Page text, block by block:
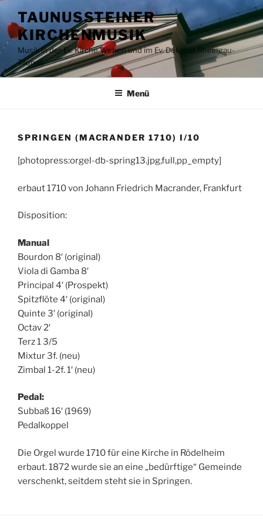
Inhalt
springen
TAUNUSSTEINER
KIRCHENMUSIK
Musik in der Ev. Kirche Wehen und im Ev. Dekanat Rheingau-
Taunus
Menü
SPRINGEN (MACRANDER 1710) I/10
[photopress:orgel-db-spring13.jpg,full,pp_empty]
erbaut 1710 von Johann Friedrich Macrander, Frankfurt
Disposition:
Manual
Bourdon 8′ (original)
Viola di Gamba 8′
Principal 4′ (Prospekt)
Spitzflöte 4′ (original)
Quinte 3′ (original)
Octav 2′
Terz 1 3/5
Mixtur 3f. (neu)
Zimbal 1-2f. 1′ (neu)
Pedal:
Subbaß 16′ (1969)
Pedalkoppel
Die Orgel wurde 1710 für eine Kirche in Rödelheim
erbaut. 1872 wurde sie an eine „bedürftige“ Gemeinde
verschenkt, seitdem steht sie in Springen.